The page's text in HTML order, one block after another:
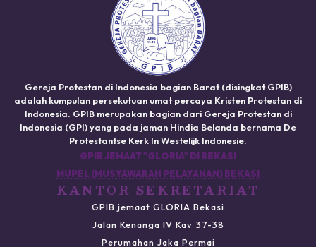
Gereja Protestan di Indonesia bagian Barat (disingkat GPIB)
adalah kumpulan persekutuan umat percaya Kristen Protestan di
Indonesia. GPIB merupakan bagian dari Gereja Protestan di
Indonesia (GPI) yang pada jaman Hindia Belanda bernama De
Protestantse Kerk In Westelijk Indonesie.
GPIB JEMAAT "GLORIA" DI BEKASI
MUPEL (MUSYAWARAH PELAYANAN) BEKASI
KANTOR SEKRETARIAT
GPIB jemaat GLORIA Bekasi
Jalan Kenanga IV Kav 37-38
Perumahan Jaka Permai